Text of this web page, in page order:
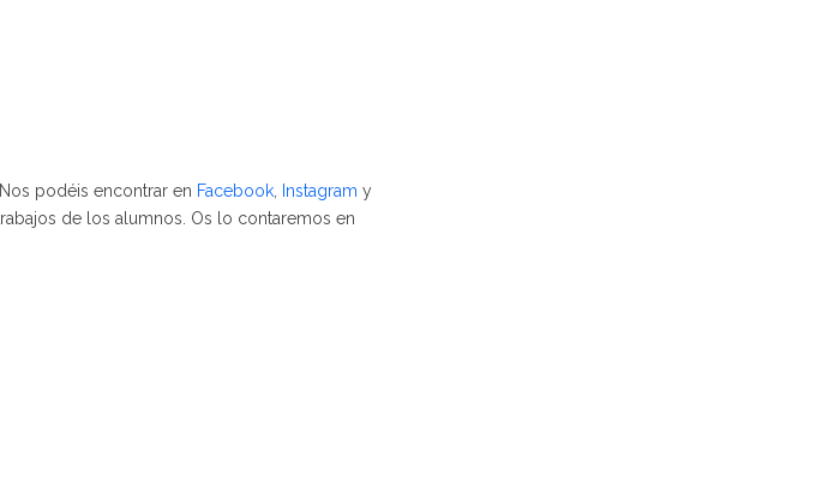
podéis encontrar en Facebook, Instagram y
de los alumnos. Os lo contaremos en